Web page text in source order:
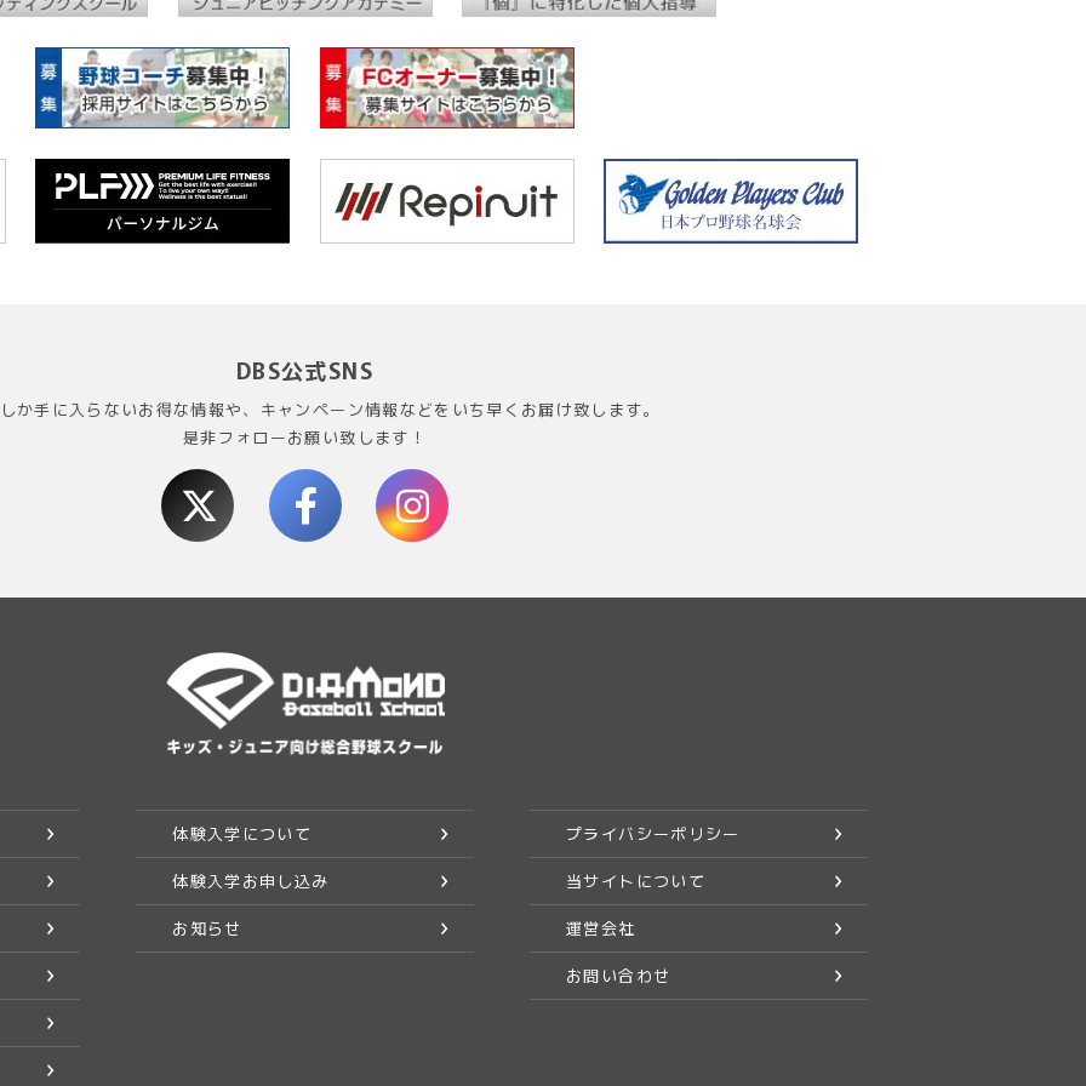
DBS公式SNS
か手に入らないお得な情報や、キャンペーン情報などをいち早くお届け致します。
是非フォローお願い致します！
体験入学について
体験入学お申し込み
お知らせ
プライバシーポリシー
当サイトについて
運営会社
お問い合わせ